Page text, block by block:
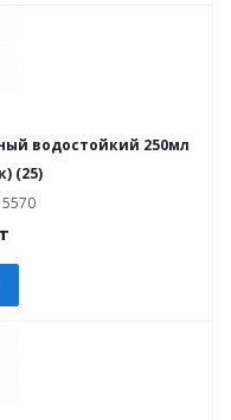
водостойкий 250мл
(25)